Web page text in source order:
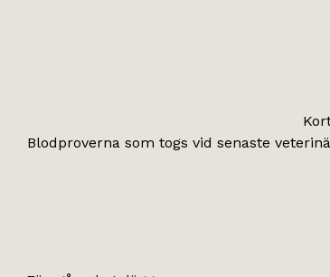
Blodproverna som togs vid senaste